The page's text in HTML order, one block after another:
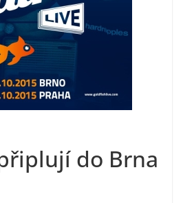
do Brna